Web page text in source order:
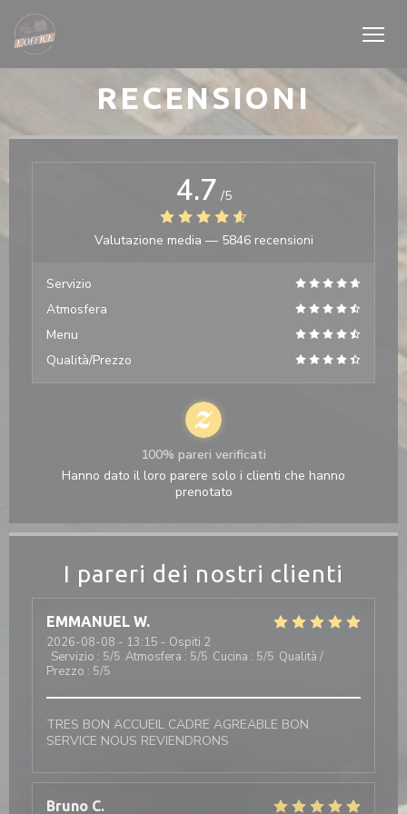
Personalizzazione delle tue scelte sui cookie
RECENSIONI
I pareri dei nostri clienti
EMMANUEL W
2026-08-08 - 13:15 - Ospiti 2
Servizio : 5/5 Atmosfera : 5/5 Cucina : 5/5 Qualità /
Prezzo : 5/5
TRES BON ACCUEIL CADRE AGREABLE BON
SERVICE NOUS REVIENDRONS
Bruno C
4.7 /5
Valutazione media — 5846 recensioni
Servizio
Atmosfera
Menu
Qualità/Prezzo
100% pareri verificati
Hanno dato il loro parere solo i clienti che hanno
prenotato